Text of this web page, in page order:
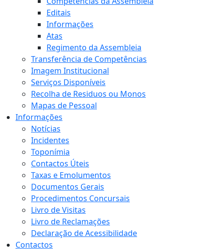
Editais
Informações
Atas
Regimento da Assembleia
Transferência de Competências
Imagem Institucional
Serviços Disponíveis
Recolha de Residuos ou Monos
Mapas de Pessoal
Informações
Notícias
Incidentes
Toponímia
Contactos Úteis
Taxas e Emolumentos
Documentos Gerais
Procedimentos Concursais
Livro de Visitas
Livro de Reclamações
Declaração de Acessibilidade
Contactos